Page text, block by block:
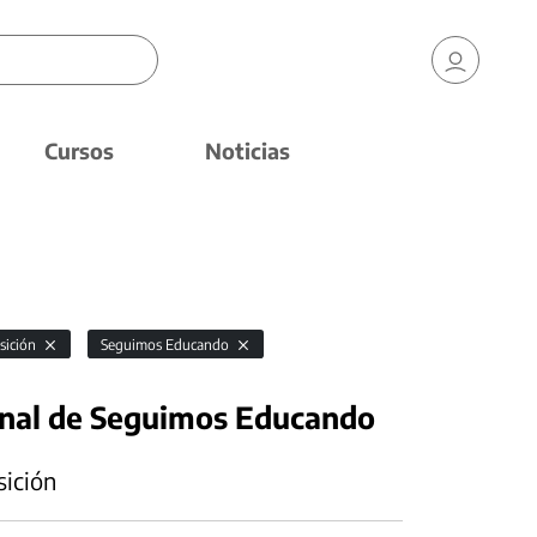
Cursos Noticias
Seguimos Educando
de Seguimos Educando